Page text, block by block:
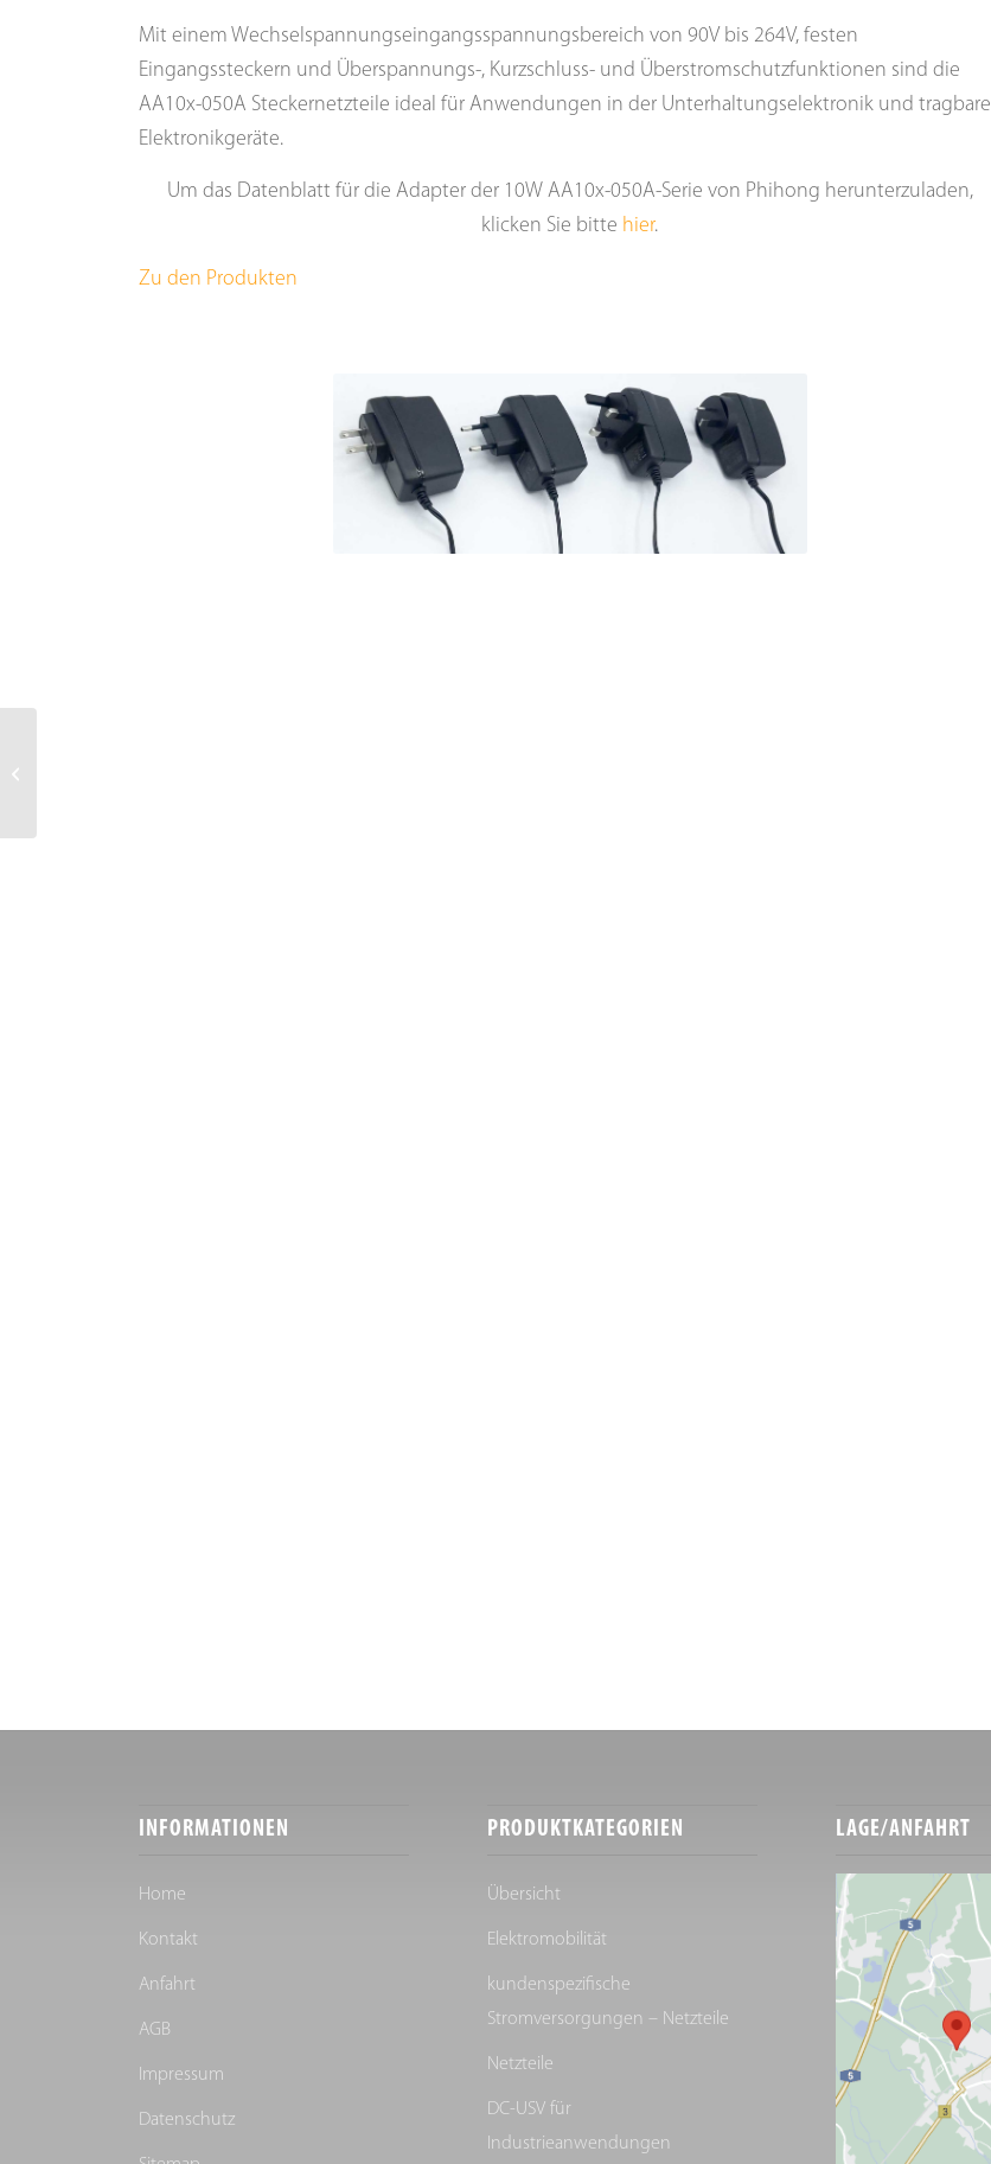
Mit einem Wechselspannungseingangsspannungsbereich von 90V bis 264V, festen
Eingangssteckern und Überspannungs-, Kurzschluss- und Überstromschutzfunktionen sind die
AA10x-050A Steckernetzteile ideal für Anwendungen in der Unterhaltungselektronik und tragbare
Elektronikgeräte.
Um das Datenblatt für die Adapter der 10W AA10x-050A-Serie von Phihong herunterzuladen,
klicken Sie bitte hier.
Zu den Produkten
INFORMATIONEN
Home
Kontakt
Anfahrt
AGB
Impressum
Datenschutz
PRODUKTKATEGORIEN
Übersicht
Elektromobilität
kundenspezifische
Stromversorgungen – Netzteile
Netzteile
DC-USV für
Industrieanwendungen
LAGE/ANFAHRT